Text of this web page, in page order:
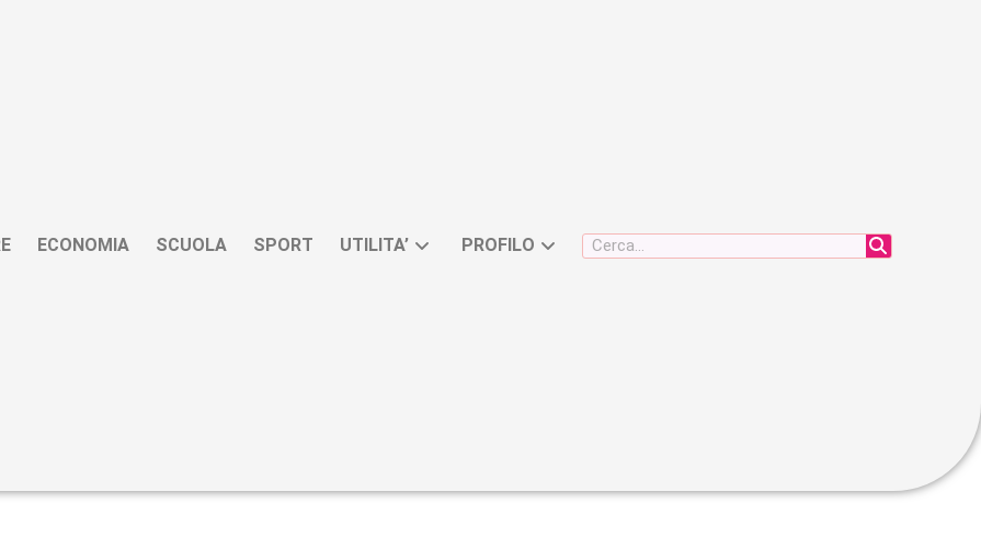
ECONOMIA SCUOLA SPORT UTILITA’ PROFILO